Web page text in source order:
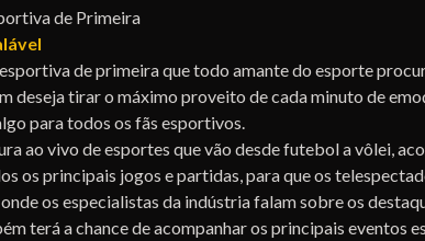
de Primeira
de primeira que todo amante do esporte
deseja tirar o máximo proveito de cada minuto de
para todos os fãs esportivos.
vivo de esportes que vão desde futebol a vôlei,
os principais jogos e partidas, para que os
os especialistas da indústria falam sobre os
terá a chance de acompanhar os principais eventos